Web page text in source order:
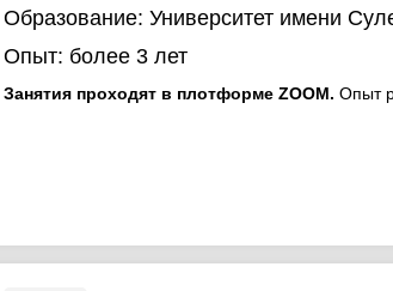
Образование:Университет имени
Опыт: более 3 лет
Занятия проходят в плотформе ZOOM.Опыт